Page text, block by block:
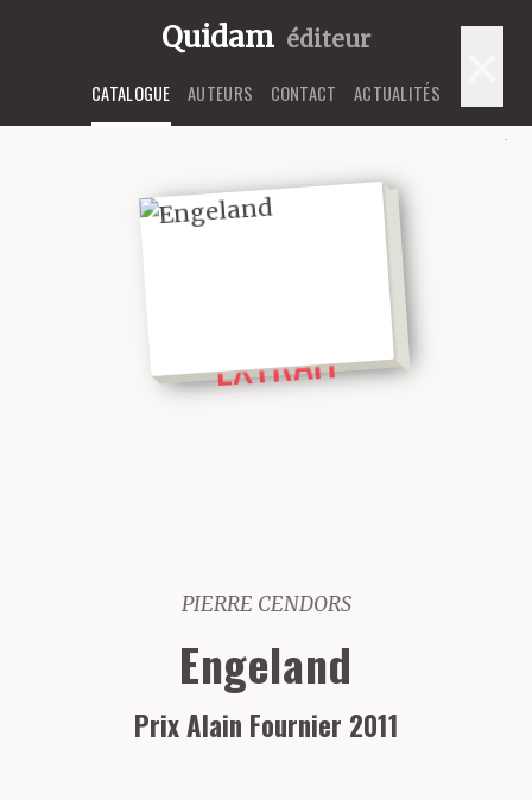
Quidam éditeur
CATALOGUE AUTEURS CONTACT ACTUALITÉS
EXTRAIT
PIERRE CENDORS
Engeland
Prix Alain Fournier 2011